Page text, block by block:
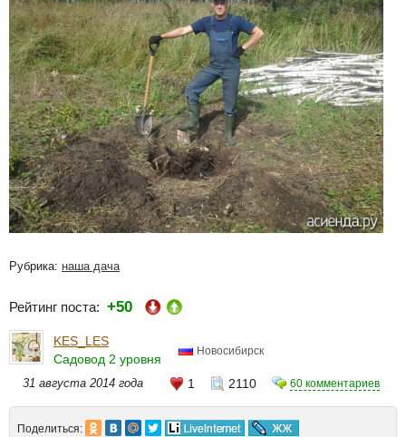
Рубрика: наша дача
Рейтинг поста: +50
KES_LES
Садовод 2 уровня
Новосибирск
31 августа 2014 года 1 2110 60 комментариев
Поделиться: